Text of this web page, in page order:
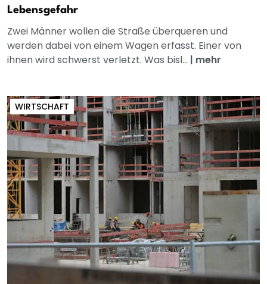
Lebensgefahr
Zwei Männer wollen die Straße überqueren und
werden dabei von einem Wagen erfasst. Einer von
ihnen wird schwerst verletzt. Was bisl... | mehr
WIRTSCHAFT